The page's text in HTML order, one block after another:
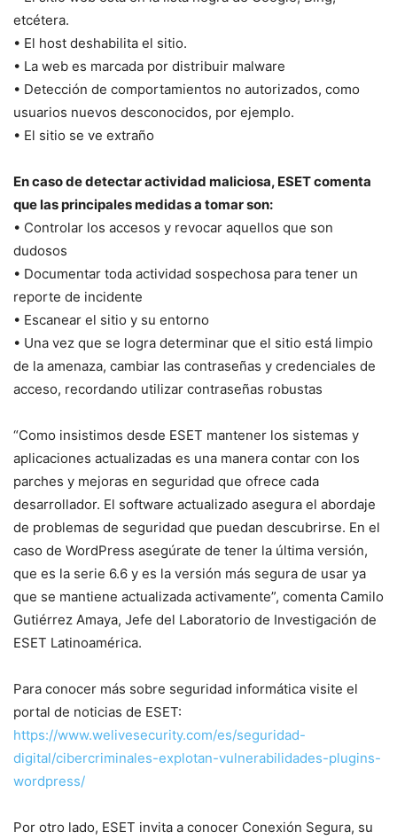
etcétera.
• El host deshabilita el sitio.
• La web es marcada por distribuir malware
• Detección de comportamientos no autorizados, como
usuarios nuevos desconocidos, por ejemplo.
• El sitio se ve extraño
En caso de detectar actividad maliciosa, ESET comenta
que las principales medidas a tomar son:
• Controlar los accesos y revocar aquellos que son
dudosos
• Documentar toda actividad sospechosa para tener un
reporte de incidente
• Escanear el sitio y su entorno
• Una vez que se logra determinar que el sitio está limpio
de la amenaza, cambiar las contraseñas y credenciales de
acceso, recordando utilizar contraseñas robustas
“Como insistimos desde ESET mantener los sistemas y
aplicaciones actualizadas es una manera contar con los
parches y mejoras en seguridad que ofrece cada
desarrollador. El software actualizado asegura el abordaje
de problemas de seguridad que puedan descubrirse. En el
caso de WordPress asegúrate de tener la última versión,
que es la serie 6.6 y es la versión más segura de usar ya
que se mantiene actualizada activamente”, comenta Camilo
Gutiérrez Amaya, Jefe del Laboratorio de Investigación de
ESET Latinoamérica.
Para conocer más sobre seguridad informática visite el
portal de noticias de ESET:
https://www.welivesecurity.com/es/seguridad-
digital/cibercriminales-explotan-vulnerabilidades-plugins-
wordpress/
Por otro lado, ESET invita a conocer Conexión Segura, su